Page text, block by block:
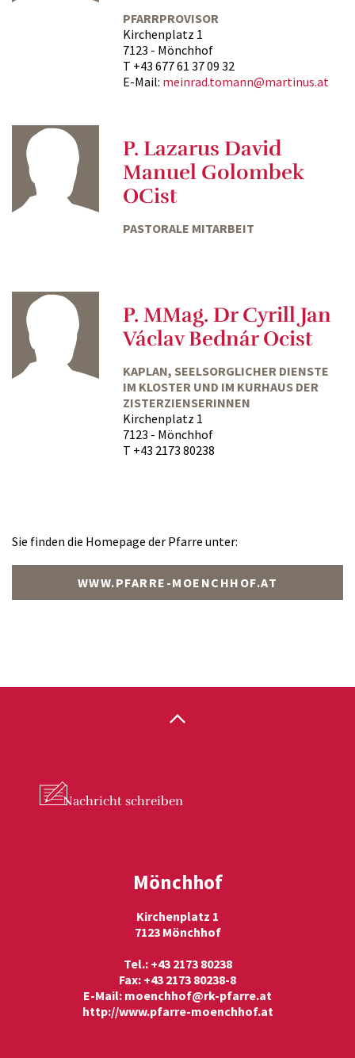
PFARRPROVISOR
Kirchenplatz 1
7123 - Mönchhof
T +43 677 61 37 09 32
E-Mail: meinrad.tomann@martinus.at
P. Lazarus David
Manuel Golombek
OCist
PASTORALE MITARBEIT
P. MMag. Dr Cyrill Jan
Václav Bednár Ocist
KAPLAN, SEELSORGLICHER DIENSTE
IM KLOSTER UND IM KURHAUS DER
ZISTERZIENSERINNEN
Kirchenplatz 1
7123 - Mönchhof
T +43 2173 80238
Sie finden die Homepage der Pfarre unter:
WWW.PFARRE-MOENCHHOF.AT
Nachricht schreiben
Mönchhof
Kirchenplatz 1
7123 Mönchhof
Tel.: +43 2173 80238
Fax: +43 2173 80238-8
E-Mail: moenchhof@rk-pfarre.at
http://www.pfarre-moenchhof.at